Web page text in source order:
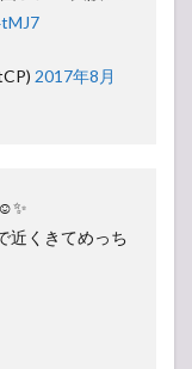
2017年8月
近くきてめっち